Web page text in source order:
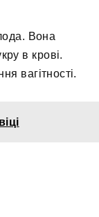
Вона
в крові.
вагітності.